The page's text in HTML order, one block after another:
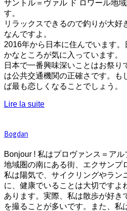
サントル＝ヴァル ド ロワール地
す。
リラックスできるので釣りが大好
なんですよ。
2016年から日本に住んでいます
かなところが気に入っています。
日本で一番興味深いことはお祭り
は公共交通機関の正確さです。も
ば最も恋しくなることでしょう。
Lire la suite
Bogdan
Bonjour ! 私はプロヴァンス＝ア
地域圏の南にある街、エクサンプ
私は陽気で、サイクリングやラン
に、健康でいることは大切ですよ
あります。実際、私は散歩が好き
を撮ることが多いです。また、私